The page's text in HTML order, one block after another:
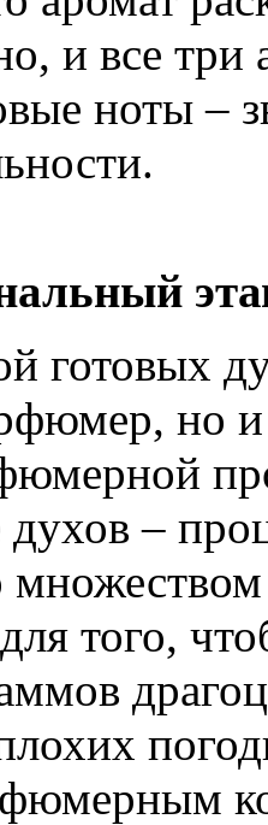
и все три
ноты –
готовых
но
духов –
того,
плохих